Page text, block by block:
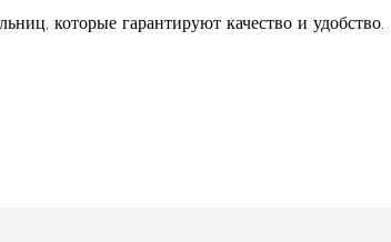
которые гарантируют качество и удобство.